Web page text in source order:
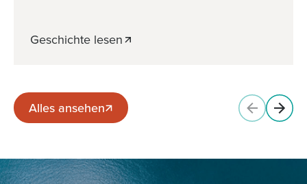
Geschichte lesen
Alles ansehen